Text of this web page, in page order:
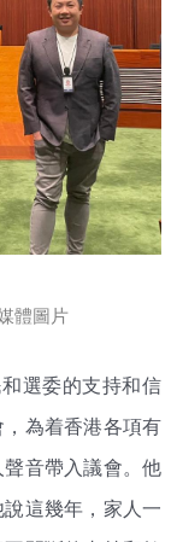
體圖片
選委的支持和信
為着香港各項有
音帶入議會。他
這幾年，家人一